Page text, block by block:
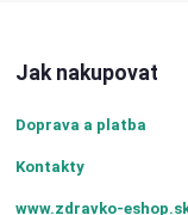
Jak nakupovat
Doprava a platba
Kontakty
www.zdravko-